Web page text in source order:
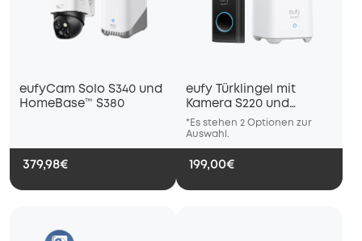
eufyCam Solo S340 und
HomeBase™ S380
379,98€
eufy Türklingel mit
Kamera S220 und
Homebase™
*Es stehen 2 Optionen zur
Auswahl.
199,00€